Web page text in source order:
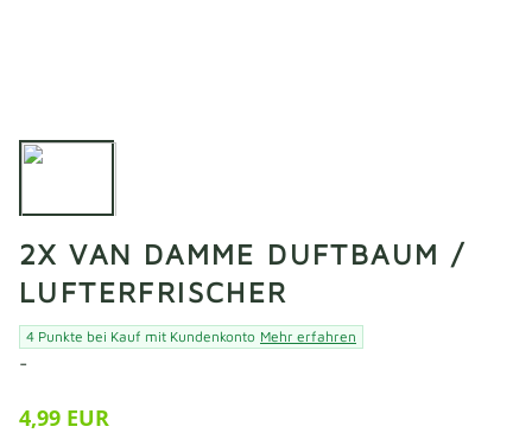
2X VAN DAMME DUFTBAUM /
LUFTERFRISCHER
4 Punkte bei Kauf mit Kundenkonto Mehr erfahren
-
4,99 EUR